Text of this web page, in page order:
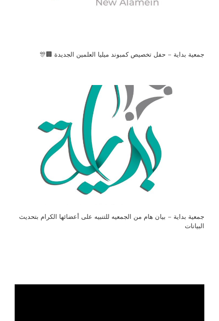
جمعية بداية – حفل تخصيص كمبوند ميليا العلمين الجديدة 🏢🎊
جمعية بداية – بيان هام من الجمعيه للتنبيه على أعضائها الكرام بتحديث
البيانات